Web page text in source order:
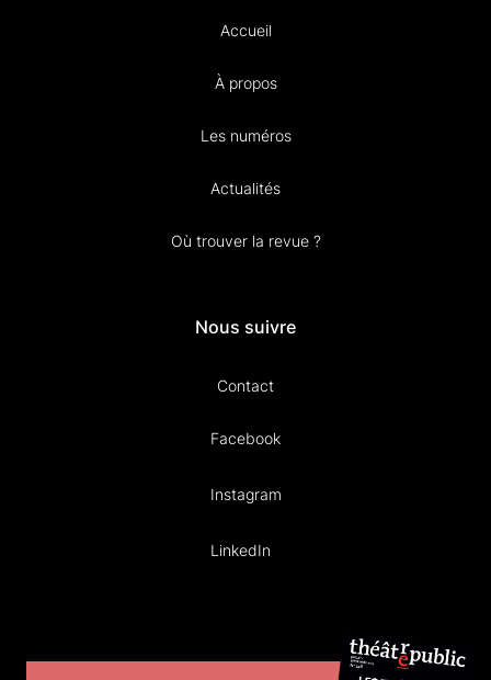
Accueil
À propos
Les numéros
Actualités
Où trouver la revue ?
Nous suivre
Contact
Facebook
Instagram
LinkedIn